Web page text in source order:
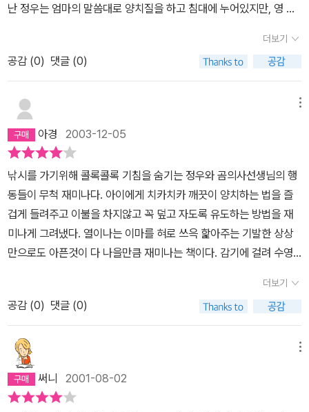
난 정우는 엄마의 말씀대로 양치질을 하고 침대에 누어있지만, 영 마
에 걸렸으니 엄마가 보내줄리가 없는것이다.이때 방문을 두드리는 소
리가 난다. 문을 열어보니 커다란 곰 의사 선생님이 의사까운을 입고
서있다. 처음엔 아픈곳이 없다고 하던 정우는 이내 목이 아프다고 고
백을 한다.이렇게 해서 곰의사선생님은 정우의 목을 가라앉힐수 있는
양치질 비법을 가르쳐 주시는가 하면, 커다란 혀로 정우의 얼굴을 핥
아 열도 내려 주신다. 그밤에 3번이나 찾아오신 곰의사선생님는 마지
막으로 정우의 이불에 온기를 불어넣어 정우를 달콤한 잠에 빠지게
한다.아침이 되자 건강해진 정우... 엄마가 낚시를 하러 갈수 있다고
허락하자 기쁜 마음으로 곰선생님의 비법이 담겨진 양치질을 한다. -
아이들의 목이 부었을때 양치질 만으로 목을 가라앉힐수 있다니 놀라
운 사실...병을 이겨내고픈 정우의 의지가 불러낸듯한 곰선생님... 울
아이들이 아플때도 꿈속에 찾아가 병을 이길수 있는 의지를 심어 주
더보기
공감 (0) 댓글 (0)
아경 2003-12-05
낚시를 가기위해 콜록콜록 기침을 숨기는 정우와 곰의사선생님의 행
동들이 무척 재미나다. 아이에게 치카치카 깨끗이 양치하는 법을 즐
겁게 들려주고 이불을 차지않고 꼭 덮고 자도록 유도하는 방법을 재
미나게 그려냈다. 열이나는 이마를 혀로 쓰윽 핥아주는 기발한 상상
만으로도 아픈것이 다 나을만큼 재미나는 책이다. 감기에 걸려 수영
까? 정우처럼 저도 내일이면 다 나을수 있으리라는 기대를 하겠지?
더보기
공감 (0) 댓글 (0)
써니 2001-08-02